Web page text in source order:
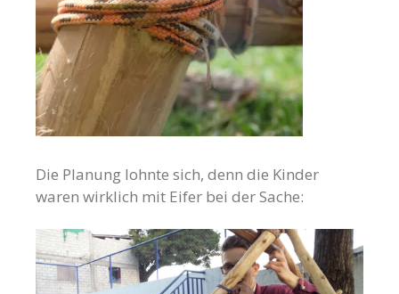
Die Planung lohnte sich, denn die Kinder
waren wirklich mit Eifer bei der Sache: